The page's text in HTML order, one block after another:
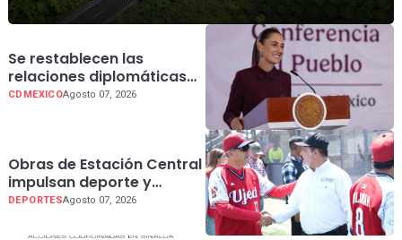
Se restablecen las
relaciones diplomáticas
entre México y Perú:
CDMEXICOAgosto 07, 2026
Obras de Estación Central
impulsan deporte y
convivencia familiar:
DEPORTESAgosto 07, 2026